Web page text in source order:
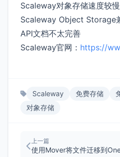
Scaleway对象存储速度较慢
Scaleway Object Storage
API文档不太完善
Scaleway官网： https://
Scaleway 免费存储
对象存储
上一篇
使用Mover将文件迁移到